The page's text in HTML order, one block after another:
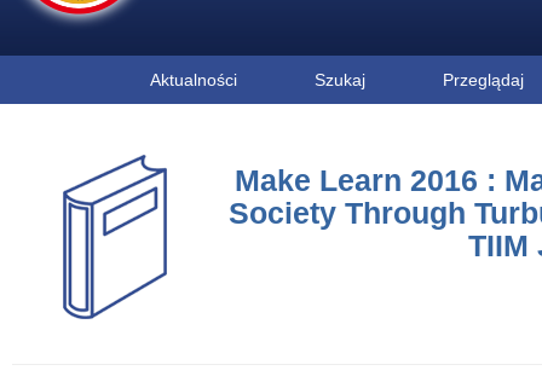
Aktualności Szukaj Przeglądaj
Make Learn 2016 :
Society Through
TIIM